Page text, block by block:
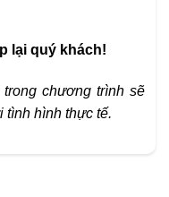
lại quý khách!
chương trình sẽ
tình hình thực tế.